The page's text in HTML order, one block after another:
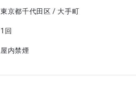
東京都千代田区 / 大手町
1回
屋内禁煙